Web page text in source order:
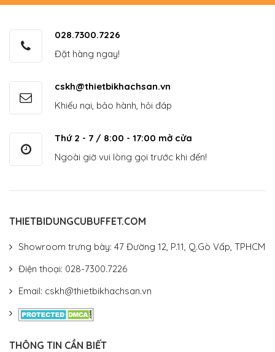
028.7300.7226
Đặt hàng ngay!
cskh@thietbikhachsan.vn
Khiếu nại, bảo hành, hỏi đáp
Thứ 2 - 7 / 8:00 - 17:00 mở cửa
Ngoài giờ vui lòng gọi trước khi đến!
THIETBIDUNGCUBUFFET.COM
Showroom trưng bày: 47 Đường 12, P.11, Q.Gò Vấp, TPHCM
Điện thoại: 028-7300.7226
Email: cskh@thietbikhachsan.vn
THÔNG TIN CẦN BIẾT